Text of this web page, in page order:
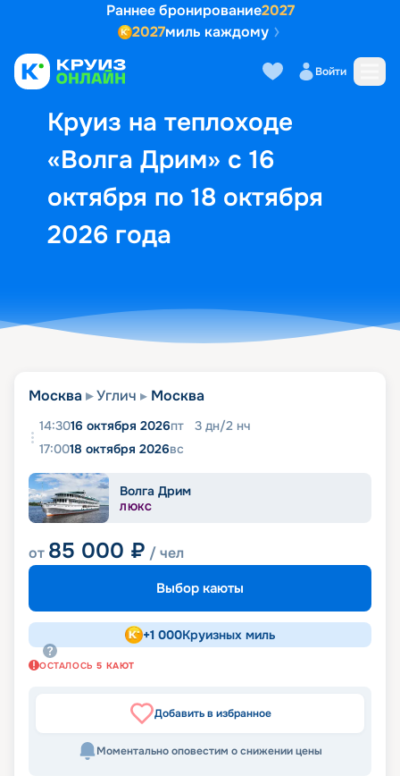
Раннее бронирование2027
2027миль каждому
Войти
Круиз на теплоходе
«Волга Дрим» с 16
октября по 18 октября
2026 года
Выбор кают Маршрут и
Москва Углич Москва
14:3016 октября 2026пт 3 дн/2 нч
17:0018 октября 2026вс
Волга Дрим
ЛЮКС
от 85 000 ₽ / чел
Выбор каюты
+1 000Круизных миль
ОСТАЛОСЬ 5 КАЮТ
Добавить в избранное
Моментально оповестим о снижении цены